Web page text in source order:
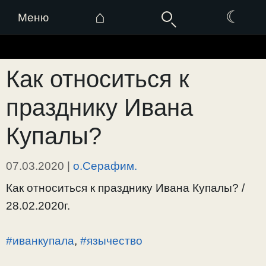
Меню ⌂ ☾
к
содержимому
Как относиться к
празднику Ивана
Купалы?
07.03.2020 | о.Серафим.
Как относиться к празднику Ивана Купалы? /
28.02.2020г.
#иванкупала, #язычество